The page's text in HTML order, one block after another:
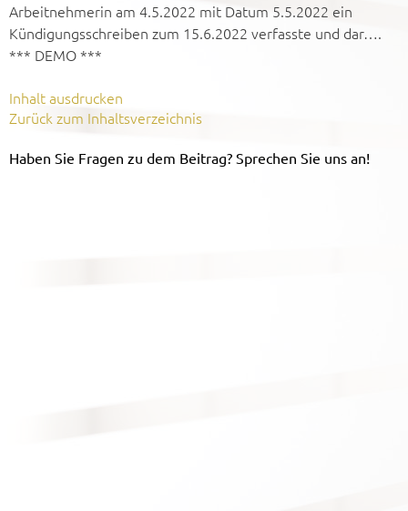
Arbeitnehmerin am 4.5.2022 mit Datum 5.5.2022 ein
Kündigungsschreiben zum 15.6.2022 verfasste und dar….
*** DEMO ***
Inhalt ausdrucken
Zurück zum Inhaltsverzeichnis
Haben Sie Fragen zu dem Beitrag? Sprechen Sie uns an!